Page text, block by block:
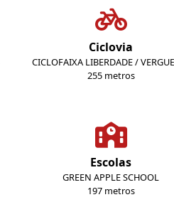
Ciclovia
CICLOFAIXA LIBERDADE /
255 metros
Escolas
GREEN APPLE SCHOOL
197 metros